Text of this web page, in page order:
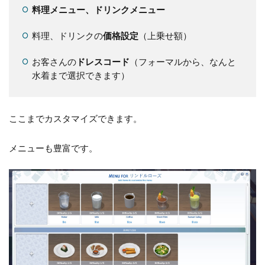
料理メニュー、ドリンクメニュー
料理、ドリンクの価格設定 （上乗せ額）
お客さんのドレスコード （フォーマルから、なんと
水着まで選択できます）
ここまでカスタマイズできます。
メニューも豊富です。